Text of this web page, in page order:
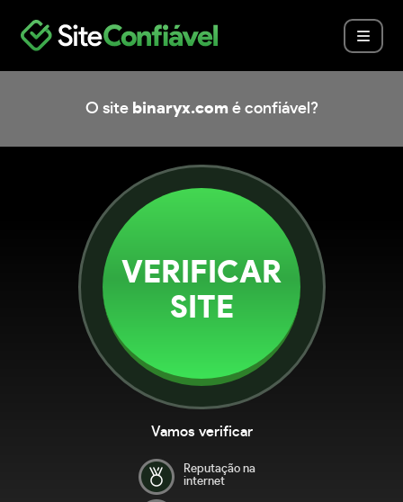
O site binaryx.com é confiável?
VERIFICAR
SITE
Vamos verificar
Reputação na
internet